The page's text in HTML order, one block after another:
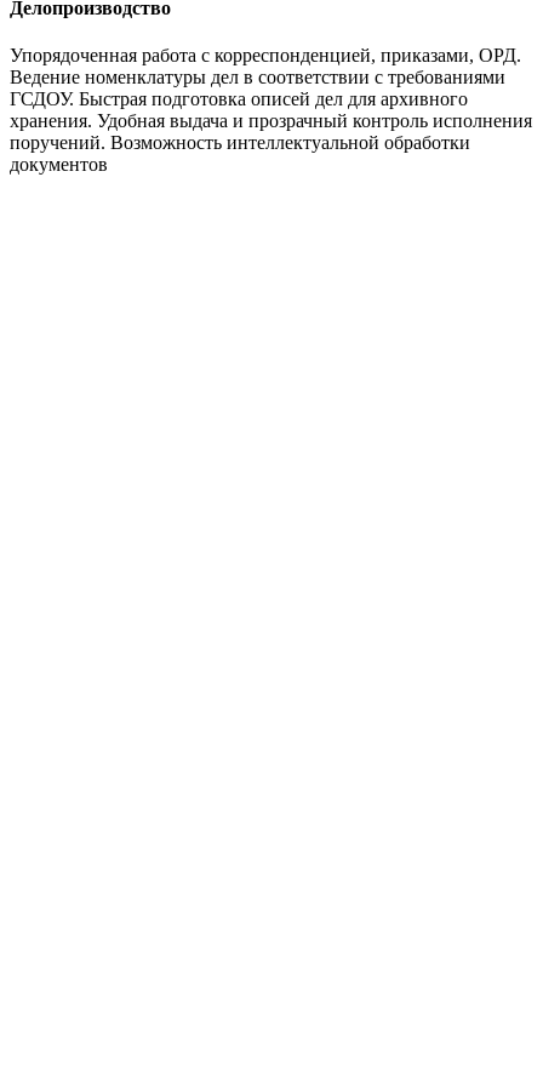
Делопроизводство
Упорядоченная работа с корреспонденцией, приказами, ОРД.
Ведение номенклатуры дел в соответствии с требованиями
ГСДОУ. Быстрая подготовка описей дел для архивного
хранения. Удобная выдача и прозрачный контроль исполнения
поручений. Возможность интеллектуальной обработки
документов